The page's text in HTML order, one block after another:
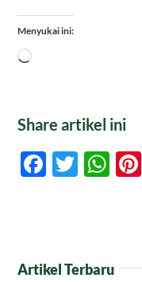
Menyukai ini:
Memuat...
Share artikel ini
Facebook
Artikel Terbaru